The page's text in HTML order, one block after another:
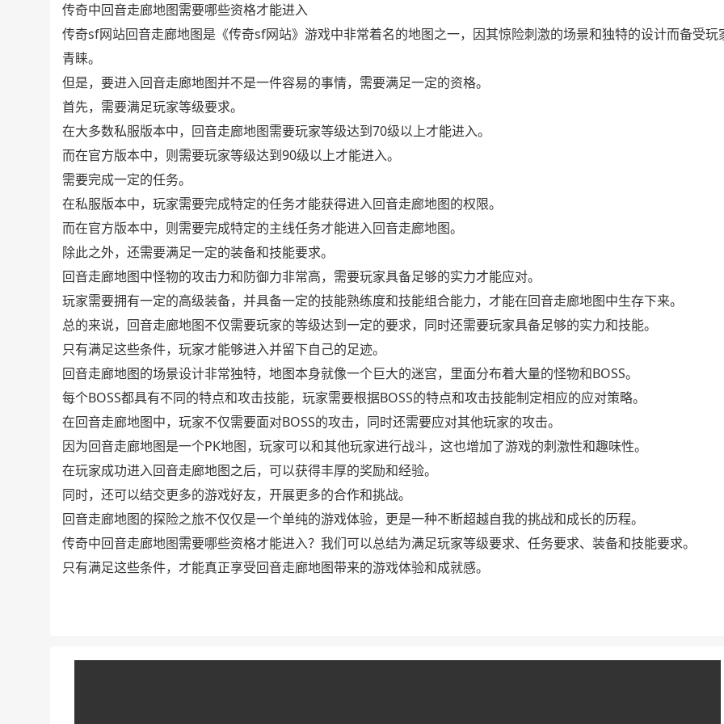
传奇中回音走廊地图需要哪些资格才能进入
传奇sf网站回音走廊地图是《传奇sf网站》游戏中非常着名的地图之一，因其惊险刺激的场景和独特的设计而备受玩
青睐。
但是，要进入回音走廊地图并不是一件容易的事情，需要满足一定的资格。
首先，需要满足玩家等级要求。
在大多数私服版本中，回音走廊地图需要玩家等级达到70级以上才能进入。
而在官方版本中，则需要玩家等级达到90级以上才能进入。
需要完成一定的任务。
在私服版本中，玩家需要完成特定的任务才能获得进入回音走廊地图的权限。
而在官方版本中，则需要完成特定的主线任务才能进入回音走廊地图。
除此之外，还需要满足一定的装备和技能要求。
回音走廊地图中怪物的攻击力和防御力非常高，需要玩家具备足够的实力才能应对。
玩家需要拥有一定的高级装备，并具备一定的技能熟练度和技能组合能力，才能在回音走廊地图中生存下来。
总的来说，回音走廊地图不仅需要玩家的等级达到一定的要求，同时还需要玩家具备足够的实力和技能。
只有满足这些条件，玩家才能够进入并留下自己的足迹。
回音走廊地图的场景设计非常独特，地图本身就像一个巨大的迷宫，里面分布着大量的怪物和BOSS。
每个BOSS都具有不同的特点和攻击技能，玩家需要根据BOSS的特点和攻击技能制定相应的应对策略。
在回音走廊地图中，玩家不仅需要面对BOSS的攻击，同时还需要应对其他玩家的攻击。
因为回音走廊地图是一个PK地图，玩家可以和其他玩家进行战斗，这也增加了游戏的刺激性和趣味性。
在玩家成功进入回音走廊地图之后，可以获得丰厚的奖励和经验。
同时，还可以结交更多的游戏好友，开展更多的合作和挑战。
回音走廊地图的探险之旅不仅仅是一个单纯的游戏体验，更是一种不断超越自我的挑战和成长的历程。
传奇中回音走廊地图需要哪些资格才能进入？我们可以总结为满足玩家等级要求、任务要求、装备和技能要求。
只有满足这些条件，才能真正享受回音走廊地图带来的游戏体验和成就感。